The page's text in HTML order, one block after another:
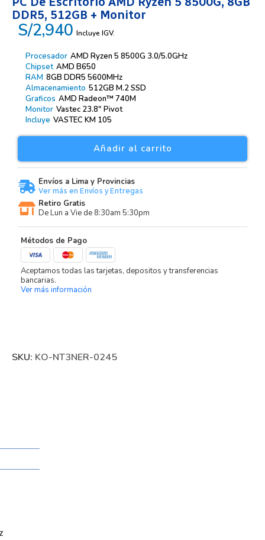
DDR5, 512GB + Monitor
Procesador AMD Ryzen 5 8500G 3.0/5.0GHz
Chipset AMD B650
RAM 8GB DDR5 5600MHz
Almacenamiento 512GB M.2 SSD
Graficos AMD Radeon™ 740M
Monitor Vastec 23.8″ Pivot
Incluye VASTEC KM 105
S/2,940 Incluye IGV.
Añadir al carrito
Envíos a Lima y Provincias
Ver más en Envíos y Entregas
Retiro Gratis
De Lun a Vie de 8:30am 5:30pm
Métodos de Pago
Aceptamos todas las tarjetas, depositos y transferencias
bancarias.
Ver más información
SKU: KO-NT3NER-0245